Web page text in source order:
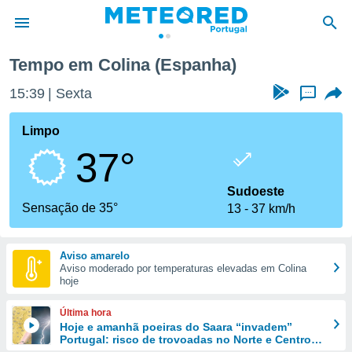
da
foi
fornecidas
a este
das
e
forma
digital
Tempo em Colina (Espanha)
15:39 Sexta ...
Limpo
37°
Sensação de 35°
Sudoeste
13
37 km/h
Aviso amarelo
Aviso moderado por temperaturas elevadas em Colina
hoje
Última hora
Hoje e amanhã poeiras do Saara “invadem”
Portugal: risco de trovoadas no Norte e Centro